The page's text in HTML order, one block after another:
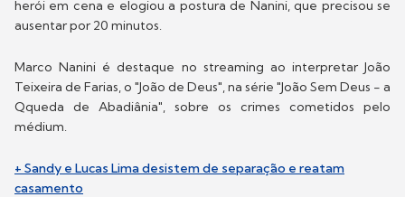
herói em cena e elogiou a postura de Nanini, que precisou se
ausentar por 20 minutos.
Marco Nanini é destaque no streaming ao interpretar João
Teixeira de Farias, o "João de Deus", na série "João Sem Deus - a
Qqueda de Abadiânia", sobre os crimes cometidos pelo
médium.
+ Sandy e Lucas Lima desistem de separação e reatam
casamento